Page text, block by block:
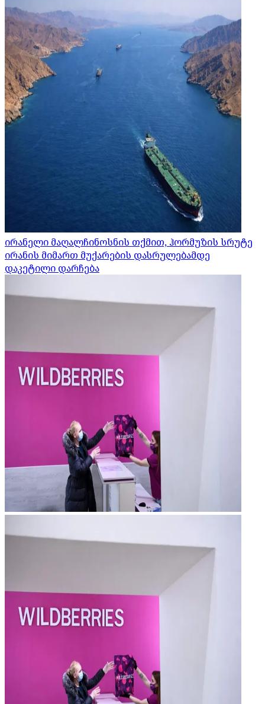
ირანელი მაღალჩინოსნის თქმით, ჰორმუზის სრუტე
ირანის მიმართ მუქარების დასრულებამდე
დაკეტილი დარჩება